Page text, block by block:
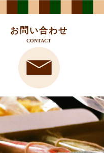
お問い合わせ
CONTACT